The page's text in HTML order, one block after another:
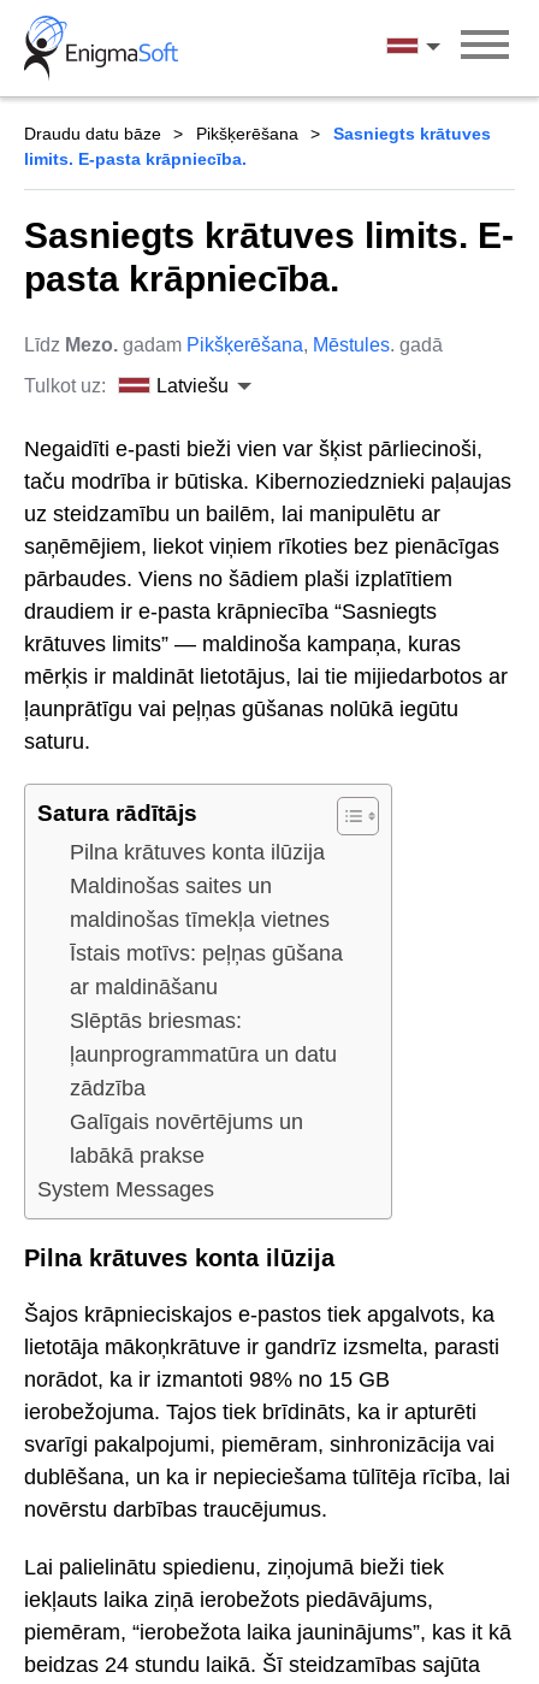
Skip
content
Latviešu
Draudu datu bāze Pikšķerēšana
Sasniegts krātuves
limits. E-pasta krāpniecība.
Sasniegts krātuves limits. E-
pasta krāpniecība.
Līdz Mezo. gadam Pikšķerēšana, Mēstules. gadā
Tulkot uz:
Latviešu
Negaidīti e-pasti bieži vien var šķist pārliecinoši,
taču modrība ir būtiska. Kibernoziedznieki paļaujas
uz steidzamību un bailēm, lai manipulētu ar
saņēmējiem, liekot viņiem rīkoties bez pienācīgas
pārbaudes. Viens no šādiem plaši izplatītiem
draudiem ir e-pasta krāpniecība “Sasniegts
krātuves limits” — maldinoša kampaņa, kuras
mērķis ir maldināt lietotājus, lai tie mijiedarbotos ar
ļaunprātīgu vai peļņas gūšanas nolūkā iegūtu
saturu.
Satura rādītājs
Pilna krātuves konta ilūzija
Maldinošas saites un
maldinošas tīmekļa vietnes
Īstais motīvs: peļņas gūšana
ar maldināšanu
Slēptās briesmas:
ļaunprogrammatūra un datu
zādzība
Galīgais novērtējums un
labākā prakse
System Messages
Pilna krātuves konta ilūzija
Šajos krāpnieciskajos e-pastos tiek apgalvots, ka
lietotāja mākoņkrātuve ir gandrīz izsmelta, parasti
norādot, ka ir izmantoti 98% no 15 GB
ierobežojuma. Tajos tiek brīdināts, ka ir apturēti
svarīgi pakalpojumi, piemēram, sinhronizācija vai
dublēšana, un ka ir nepieciešama tūlītēja rīcība, lai
novērstu darbības traucējumus.
Lai palielinātu spiedienu, ziņojumā bieži tiek
iekļauts laika ziņā ierobežots piedāvājums,
piemēram, “ierobežota laika jauninājums”, kas it kā
beidzas 24 stundu laikā. Šī steidzamības sajūta